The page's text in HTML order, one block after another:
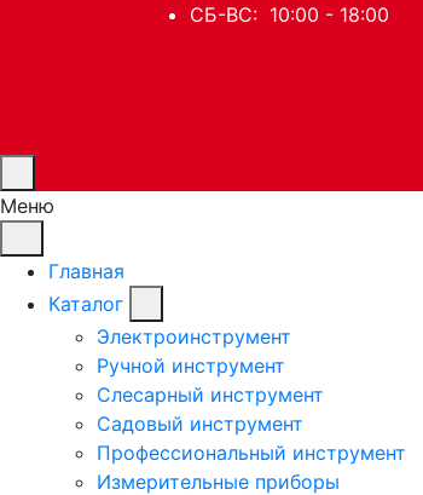
СБ-ВС: 10:00 - 18:00
Меню
Главная
Каталог
Электроинструмент
Ручной инструмент
Слесарный инструмент
Садовый инструмент
Профессиональный инструмент
Измерительные приборы